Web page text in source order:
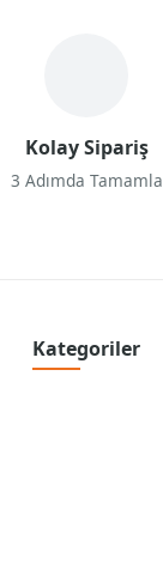
Kolay Sipariş
3 Adımda Tamamla
Kategoriler